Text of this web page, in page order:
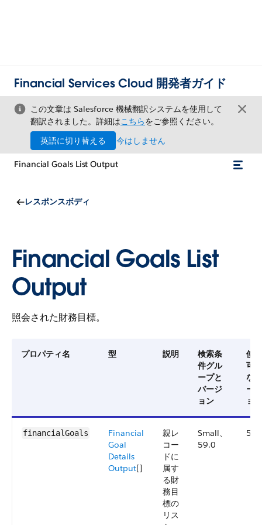
Financial Services Cloud 開発者ガイド
この文章は Salesforce 機械翻訳システムを使用して
翻訳されました。詳細はこちらをご参照ください。
英語に切り替える
今はしません
Financial Goals List Output
レスポンスボディ
Financial Goals List
Output
照会された財務目標。
プロパティ名 型 説明
検索条
件グル
ープと
バージ
ョン
使用
可能
なバ
ージ
ョン
financialGoals
Financial
Goal
Details
Output[]
親レ
コー
ドに
属す
る財
務目
標の
リス
Small、
59.0